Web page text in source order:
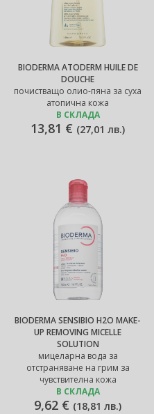
BIODERMA ATODERM HUILE DE
DOUCHE
почистващо олио-пяна за суха
атопична кожа
В СКЛАДА
13,81 € (27,01 лв.)
BIODERMA SENSIBIO H2O MAKE-
UP REMOVING MICELLE
SOLUTION
мицеларна вода за
отстраняване на грим за
чувствителна кожа
В СКЛАДА
9,62 € (18,81 лв.)